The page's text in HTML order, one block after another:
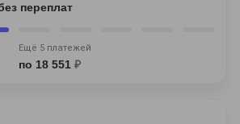
переплат
Ещё 5 платежей
по 18 551 ₽